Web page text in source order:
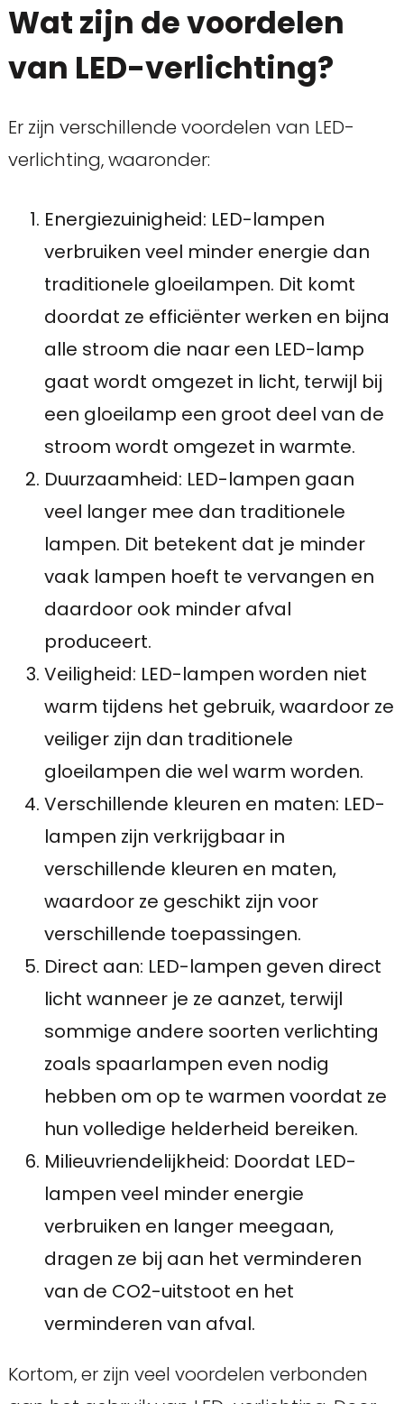
Wat zijn de voordelen
van LED-verlichting?
Er zijn verschillende voordelen van LED-
verlichting, waaronder:
Energiezuinigheid: LED-lampen
verbruiken veel minder energie dan
traditionele gloeilampen. Dit komt
doordat ze efficiënter werken en bijna
alle stroom die naar een LED-lamp
gaat wordt omgezet in licht, terwijl bij
een gloeilamp een groot deel van de
stroom wordt omgezet in warmte.
Duurzaamheid: LED-lampen gaan
veel langer mee dan traditionele
lampen. Dit betekent dat je minder
vaak lampen hoeft te vervangen en
daardoor ook minder afval
produceert.
Veiligheid: LED-lampen worden niet
warm tijdens het gebruik, waardoor ze
veiliger zijn dan traditionele
gloeilampen die wel warm worden.
Verschillende kleuren en maten: LED-
lampen zijn verkrijgbaar in
verschillende kleuren en maten,
waardoor ze geschikt zijn voor
verschillende toepassingen.
Direct aan: LED-lampen geven direct
licht wanneer je ze aanzet, terwijl
sommige andere soorten verlichting
zoals spaarlampen even nodig
hebben om op te warmen voordat ze
hun volledige helderheid bereiken.
Milieuvriendelijkheid: Doordat LED-
lampen veel minder energie
verbruiken en langer meegaan,
dragen ze bij aan het verminderen
van de CO2-uitstoot en het
verminderen van afval.
Kortom, er zijn veel voordelen verbonden